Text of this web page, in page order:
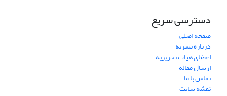
دسترسی سریع
صفحه اصلی
درباره نشریه
اعضای هیات تحریریه
ارسال مقاله
تماس با ما
نقشه سایت